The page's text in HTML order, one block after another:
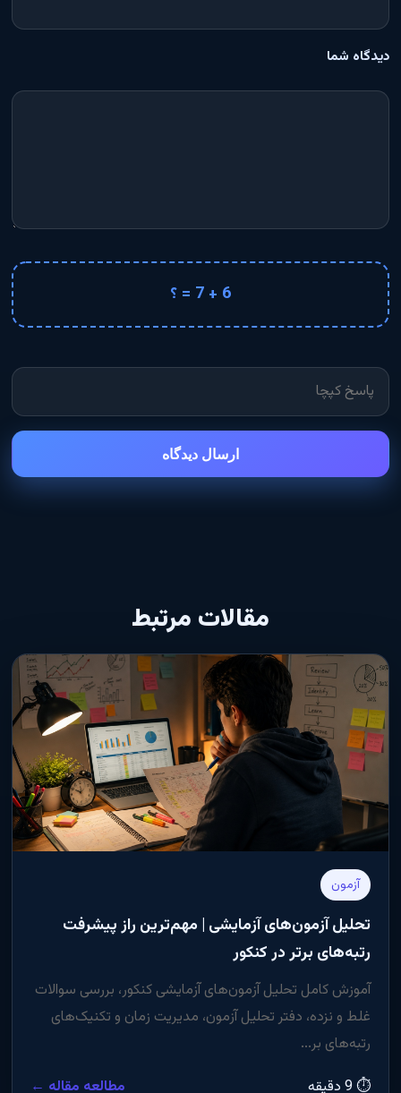
دیدگاه شما
6 + 7 = ؟
ارسال دیدگاه
مقالات مرتبط
آزمون
تحلیل آزمون‌های آزمایشی | مهم‌ترین راز پیشرفت
رتبه‌های برتر در کنکور
آموزش کامل تحلیل آزمون‌های آزمایشی کنکور، بررسی سوالات
غلط و نزده، دفتر تحلیل آزمون، مدیریت زمان و تکنیک‌های
رتبه‌های بر...
⏱ 9 دقیقه
مطالعه مقاله ←